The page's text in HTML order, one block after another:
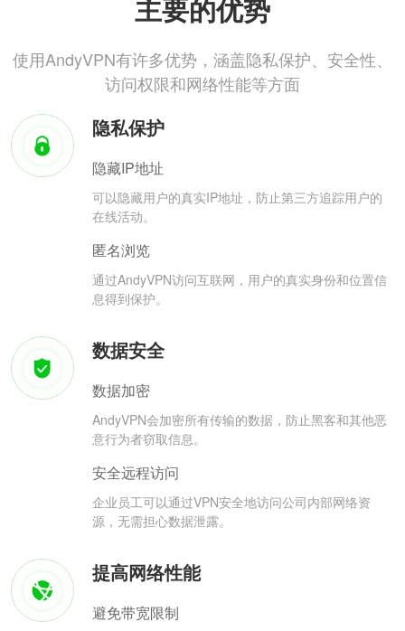
主要的优势
使用AndyVPN有许多优势，涵盖隐私保护、安全性、
访问权限和网络性能等方面
隐私保护
隐藏IP地址
可以隐藏用户的真实IP地址，防止第三方追踪用户的
在线活动。
匿名浏览
通过AndyVPN访问互联网，用户的真实身份和位置信
息得到保护。
数据安全
数据加密
AndyVPN会加密所有传输的数据，防止黑客和其他恶
意行为者窃取信息。
安全远程访问
企业员工可以通过VPN安全地访问公司内部网络资
源，无需担心数据泄露。
提高网络性能
避免带宽限制